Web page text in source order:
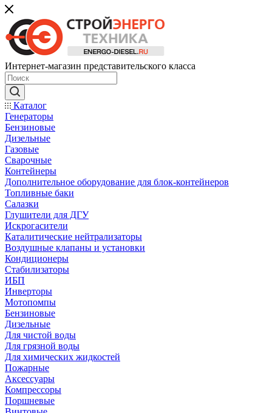
Интернет-магазин представительского класса
Каталог
Генераторы
Бензиновые
Дизельные
Газовые
Сварочные
Контейнеры
Дополнительное оборудование для блок-контейнеров
Топливные баки
Салазки
Глушители для ДГУ
Искрогасители
Каталитические нейтрализаторы
Воздушные клапаны и установки
Кондиционеры
Стабилизаторы
ИБП
Инверторы
Мотопомпы
Бензиновые
Дизельные
Для чистой воды
Для грязной воды
Для химических жидкостей
Пожарные
Аксессуары
Компрессоры
Поршневые